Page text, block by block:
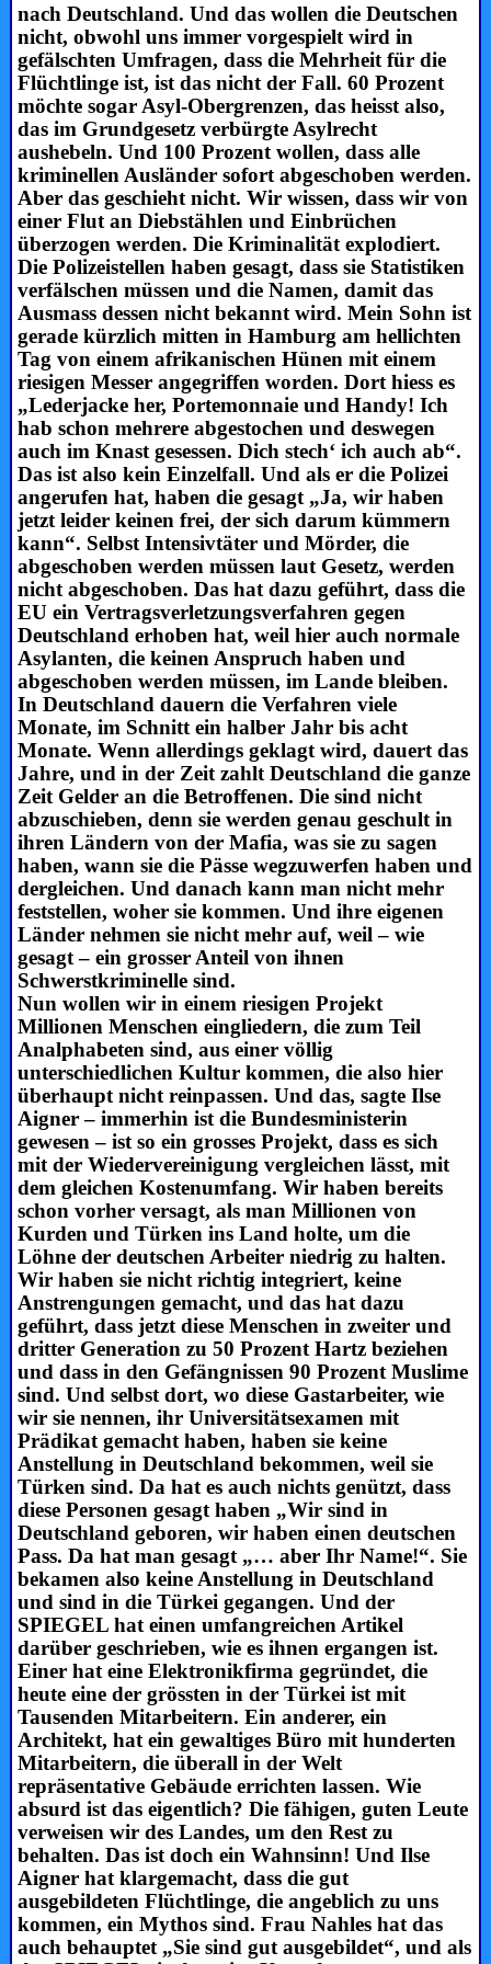
nach Deutschland. Und das wollen die Deutschen
nicht, obwohl uns immer vorgespielt wird in
gefälschten Umfragen, dass die Mehrheit für die
Flüchtlinge ist, ist das nicht der Fall. 60 Prozent
möchte sogar Asyl-Obergrenzen, das heisst also,
das im Grundgesetz verbürgte Asylrecht
aushebeln. Und 100 Prozent wollen, dass alle
kriminellen Ausländer sofort abgeschoben werden.
Aber das geschieht nicht. Wir wissen, dass wir von
einer Flut an Diebstählen und Einbrüchen
überzogen werden. Die Kriminalität explodiert.
Die Polizeistellen haben gesagt, dass sie Statistiken
verfälschen müssen und die Namen, damit das
Ausmass dessen nicht bekannt wird. Mein Sohn ist
gerade kürzlich mitten in Hamburg am hellichten
Tag von einem afrikanischen Hünen mit einem
riesigen Messer angegriffen worden. Dort hiess es
„Lederjacke her, Portemonnaie und Handy! Ich
hab schon mehrere abgestochen und deswegen
auch im Knast gesessen. Dich stech‘ ich auch ab“.
Das ist also kein Einzelfall. Und als er die Polizei
angerufen hat, haben die gesagt „Ja, wir haben
jetzt leider keinen frei, der sich darum kümmern
kann“. Selbst Intensivtäter und Mörder, die
abgeschoben werden müssen laut Gesetz, werden
nicht abgeschoben. Das hat dazu geführt, dass die
EU ein Vertragsverletzungsverfahren gegen
Deutschland erhoben hat, weil hier auch normale
Asylanten, die keinen Anspruch haben und
abgeschoben werden müssen, im Lande bleiben.
In Deutschland dauern die Verfahren viele
Monate, im Schnitt ein halber Jahr bis acht
Monate. Wenn allerdings geklagt wird, dauert das
Jahre, und in der Zeit zahlt Deutschland die ganze
Zeit Gelder an die Betroffenen. Die sind nicht
abzuschieben, denn sie werden genau geschult in
ihren Ländern von der Mafia, was sie zu sagen
haben, wann sie die Pässe wegzuwerfen haben und
dergleichen. Und danach kann man nicht mehr
feststellen, woher sie kommen. Und ihre eigenen
Länder nehmen sie nicht mehr auf, weil – wie
gesagt – ein grosser Anteil von ihnen
Schwerstkriminelle sind.
Nun wollen wir in einem riesigen Projekt
Millionen Menschen eingliedern, die zum Teil
Analphabeten sind, aus einer völlig
unterschiedlichen Kultur kommen, die also hier
überhaupt nicht reinpassen. Und das, sagte Ilse
Aigner – immerhin ist die Bundesministerin
gewesen – ist so ein grosses Projekt, dass es sich
mit der Wiedervereinigung vergleichen lässt, mit
dem gleichen Kostenumfang. Wir haben bereits
schon vorher versagt, als man Millionen von
Kurden und Türken ins Land holte, um die
Löhne der deutschen Arbeiter niedrig zu halten.
Wir haben sie nicht richtig integriert, keine
Anstrengungen gemacht, und das hat dazu
geführt, dass jetzt diese Menschen in zweiter und
dritter Generation zu 50 Prozent Hartz beziehen
und dass in den Gefängnissen 90 Prozent Muslime
sind. Und selbst dort, wo diese Gastarbeiter, wie
wir sie nennen, ihr Universitätsexamen mit
Prädikat gemacht haben, haben sie keine
Anstellung in Deutschland bekommen, weil sie
Türken sind. Da hat es auch nichts genützt, dass
diese Personen gesagt haben „Wir sind in
Deutschland geboren, wir haben einen deutschen
Pass. Da hat man gesagt „… aber Ihr Name!“. Sie
bekamen also keine Anstellung in Deutschland
und sind in die Türkei gegangen. Und der
SPIEGEL hat einen umfangreichen Artikel
darüber geschrieben, wie es ihnen ergangen ist.
Einer hat eine Elektronikfirma gegründet, die
heute eine der grössten in der Türkei ist mit
Tausenden Mitarbeitern. Ein anderer, ein
Architekt, hat ein gewaltiges Büro mit hunderten
Mitarbeitern, die überall in der Welt
repräsentative Gebäude errichten lassen. Wie
absurd ist das eigentlich? Die fähigen, guten Leute
verweisen wir des Landes, um den Rest zu
behalten. Das ist doch ein Wahnsinn! Und Ilse
Aigner hat klargemacht, dass die gut
ausgebildeten Flüchtlinge, die angeblich zu uns
kommen, ein Mythos sind. Frau Nahles hat das
auch behauptet „Sie sind gut ausgebildet“, und als